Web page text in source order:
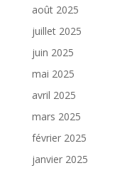
août 2025
juillet 2025
juin 2025
mai 2025
avril 2025
mars 2025
février 2025
janvier 2025